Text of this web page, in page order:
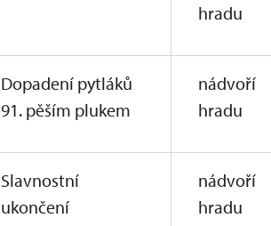
hradu
Dopadení pytláků
91. pěším plukem
nádvoří
hradu
Slavnostní
ukončení
nádvoří
hradu